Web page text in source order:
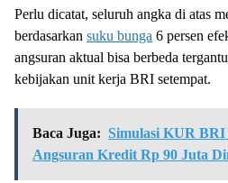
Perlu dicatat, seluruh angka di atas
berdasarkan suku bunga 6 persen
angsuran aktual bisa berbeda
kebijakan unit kerja BRI setempat.
Baca Juga: Simulasi KUR BRI
Angsuran Kredit Rp 90 Juta